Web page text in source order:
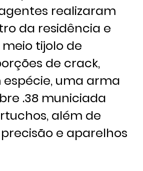
realizaram
da residência e
tijolo de
de crack,
uma arma
.38 municiada
além de
e aparelhos